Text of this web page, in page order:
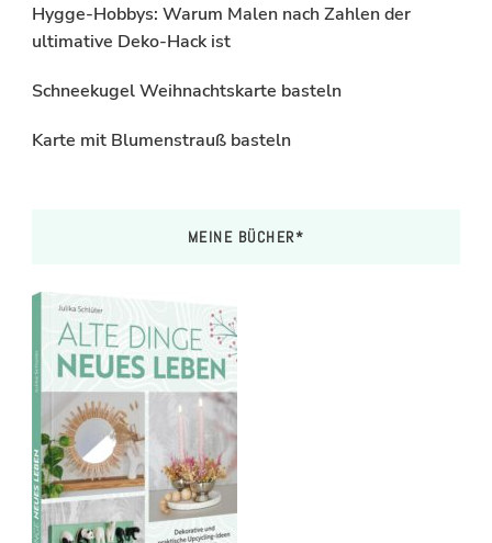
Hygge-Hobbys: Warum Malen nach Zahlen der
ultimative Deko-Hack ist
Schneekugel Weihnachtskarte basteln
Karte mit Blumenstrauß basteln
MEINE BÜCHER*